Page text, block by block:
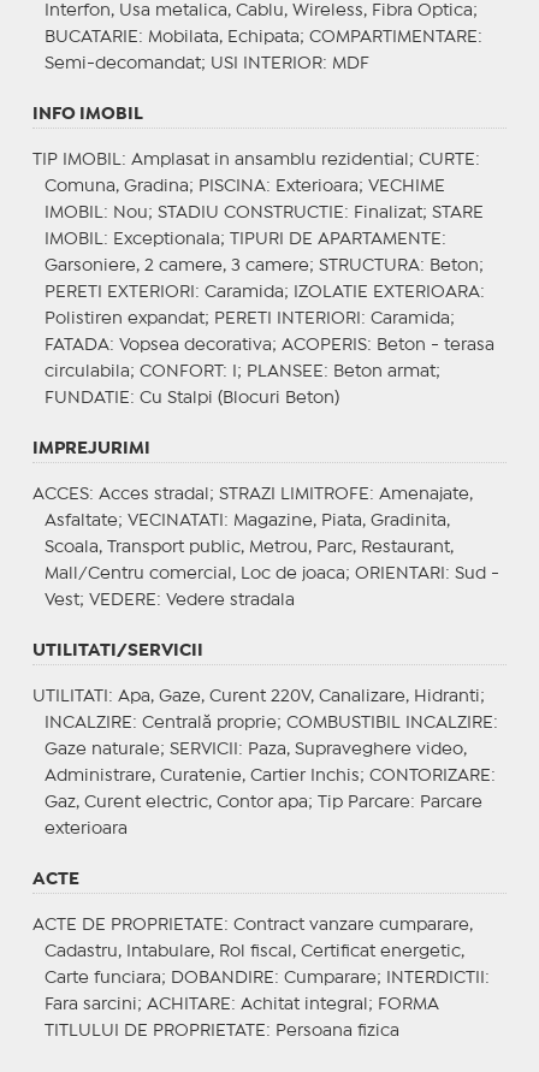
Interfon, Usa metalica, Cablu, Wireless, Fibra Optica;
BUCATARIE : Mobilata, Echipata; COMPARTIMENTARE :
Semi-decomandat; USI INTERIOR: MDF
INFO IMOBIL
TIP IMOBIL : Amplasat in ansamblu rezidential; CURTE :
Comuna, Gradina; PISCINA: Exterioara; VECHIME
IMOBIL : Nou; STADIU CONSTRUCTIE : Finalizat; STARE
IMOBIL : Exceptionala; TIPURI DE APARTAMENTE :
Garsoniere, 2 camere, 3 camere; STRUCTURA: Beton;
PERETI EXTERIORI : Caramida; IZOLATIE EXTERIOARA:
Polistiren expandat; PERETI INTERIORI : Caramida;
FATADA: Vopsea decorativa; ACOPERIS: Beton - terasa
circulabila; CONFORT : I; PLANSEE : Beton armat;
FUNDATIE : Cu Stalpi (Blocuri Beton)
IMPREJURIMI
ACCES: Acces stradal; STRAZI LIMITROFE : Amenajate,
Asfaltate; VECINATATI : Magazine, Piata, Gradinita,
Scoala, Transport public, Metrou, Parc, Restaurant,
Mall/Centru comercial, Loc de joaca; ORIENTARI : Sud -
Vest; VEDERE : Vedere stradala
UTILITATI/SERVICII
UTILITATI : Apa, Gaze, Curent 220V, Canalizare, Hidranti;
INCALZIRE : Centrală proprie; COMBUSTIBIL INCALZIRE :
Gaze naturale; SERVICII : Paza, Supraveghere video,
Administrare, Curatenie, Cartier Inchis; CONTORIZARE :
Gaz, Curent electric, Contor apa;
Tip Parcare: Parcare
exterioara
ACTE
ACTE DE PROPRIETATE : Contract vanzare cumparare,
Cadastru, Intabulare, Rol fiscal, Certificat energetic,
Carte funciara;
DOBANDIRE : Cumparare; INTERDICTII :
Fara sarcini; ACHITARE : Achitat integral; FORMA
TITLULUI DE PROPRIETATE : Persoana fizica